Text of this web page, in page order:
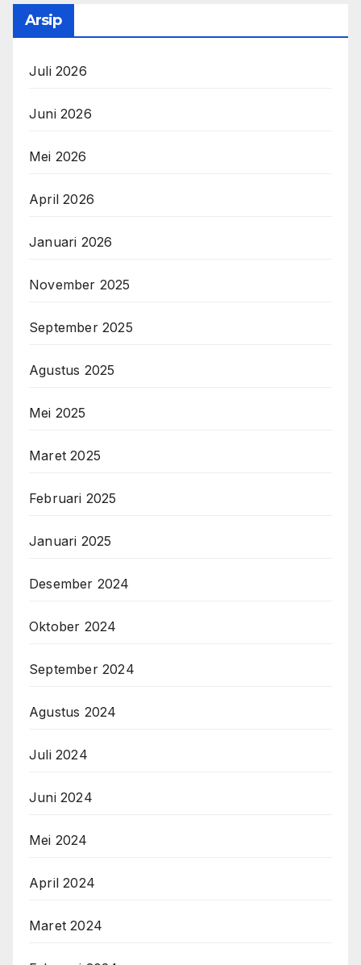
Arsip
Juli 2026
Juni 2026
Mei 2026
April 2026
Januari 2026
November 2025
September 2025
Agustus 2025
Mei 2025
Maret 2025
Februari 2025
Januari 2025
Desember 2024
Oktober 2024
September 2024
Agustus 2024
Juli 2024
Juni 2024
Mei 2024
April 2024
Maret 2024